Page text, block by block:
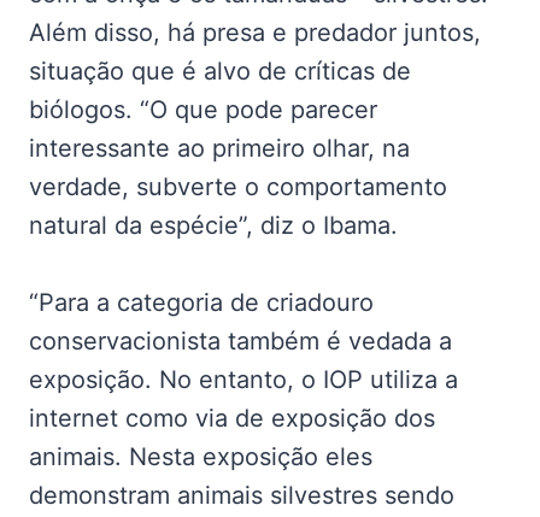
Além disso, há presa e predador juntos,
situação que é alvo de críticas de
biólogos. “O que pode parecer
interessante ao primeiro olhar, na
verdade, subverte o comportamento
natural da espécie”, diz o Ibama.
“Para a categoria de criadouro
conservacionista também é vedada a
exposição. No entanto, o IOP utiliza a
internet como via de exposição dos
animais. Nesta exposição eles
demonstram animais silvestres sendo